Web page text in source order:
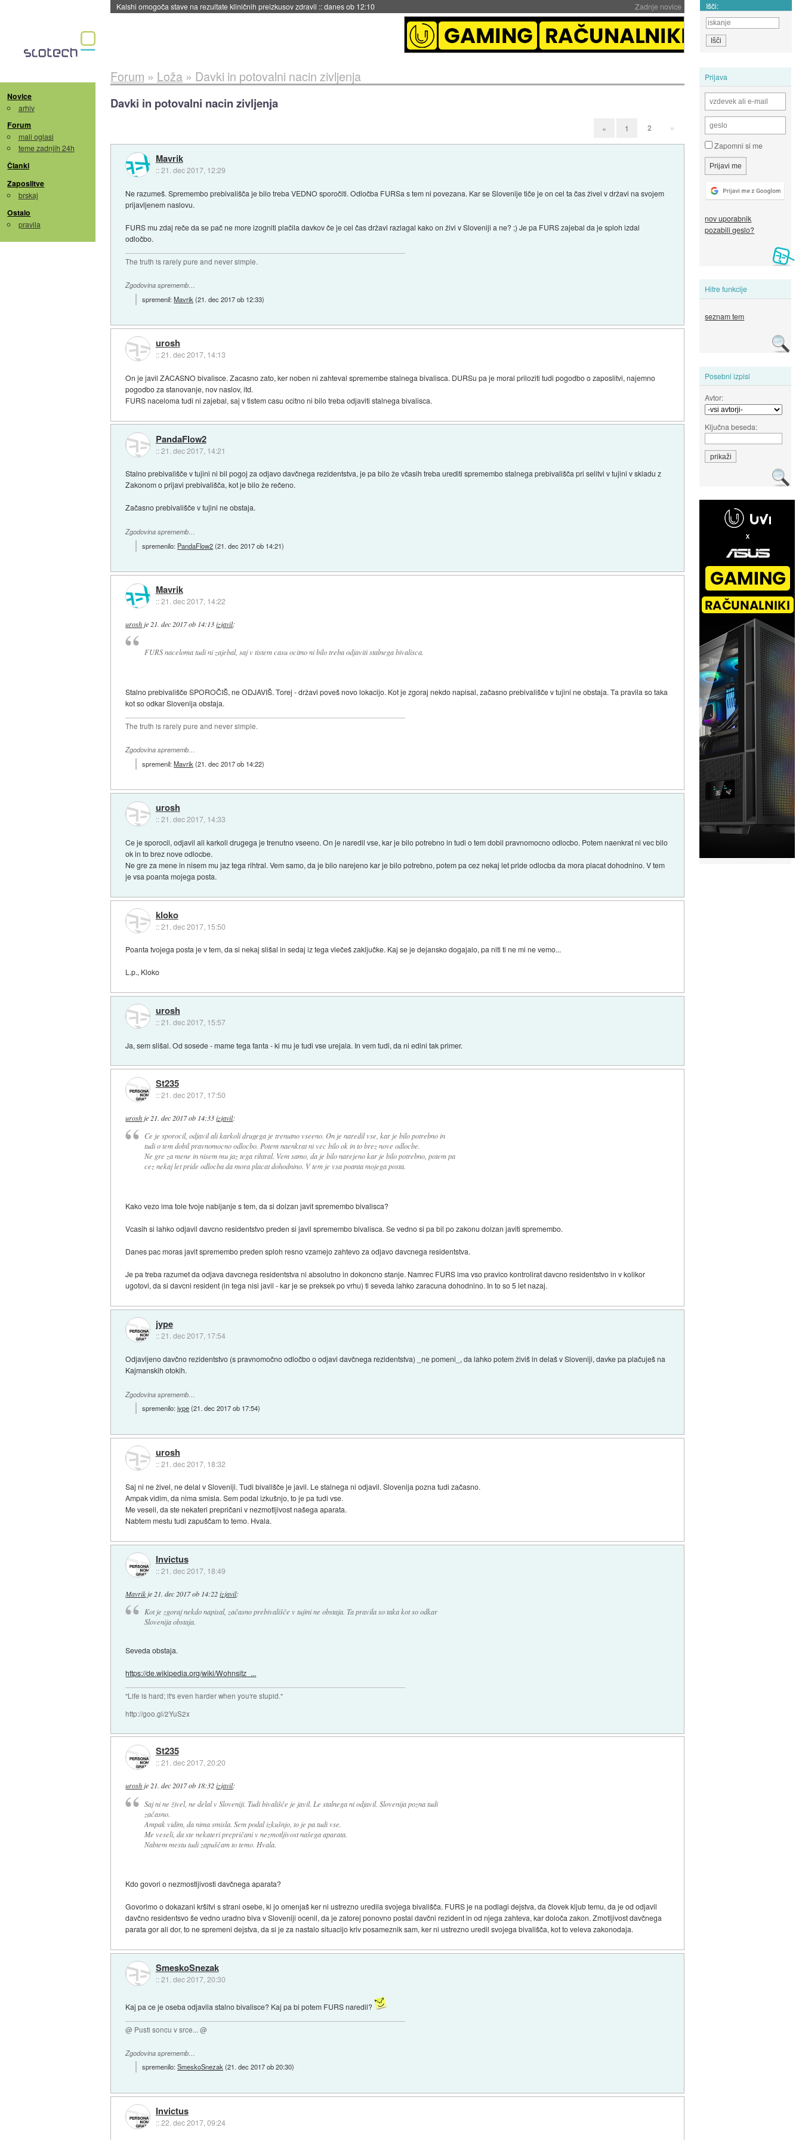
Zadnje novice
Sandisk že prodal več kot polovico SSD-jev za naslednji dve leti::danes ob 11:37 Išči:
Novice
arhiv
Forum
mali oglasi
teme zadnjih 24h
Članki
Zaposlitve
brskaj
Ostalo
pravila
Prijava
Zapomni si me
nov uporabnik
pozabili geslo?
Hitre funkcije
seznam tem
Posebni izpisi
Avtor:
Ključna beseda:
Forum » Loža» Davki in potovalni nacin zivljenja
Davki in potovalni nacin zivljenja
« 1 2 »
Mavrik
::21. dec 2017, 12:29
Ne razumeš. Spremembo prebivališča je bilo treba VEDNO sporočiti. Odločba FURSa s tem ni povezana. Kar se Slovenije tiče je on cel ta čas živel v državi na svojem
prijavljenem naslovu.
FURS mu zdaj reče da se pač ne more izogniti plačila davkov če je cel čas državi razlagal kako on živi v Sloveniji a ne? ;) Je pa FURS zajebal da je sploh izdal
odločbo.
The truth is rarely pure and never simple.
Zgodovina sprememb…
spremenil:Mavrik (21. dec 2017 ob 12:33)
urosh
::21. dec 2017, 14:13
On je javil ZACASNO bivalisce. Zacasno zato, ker noben ni zahteval spremembe stalnega bivalisca. DURSu pa je moral priloziti tudi pogodbo o zaposlitvi, najemno
pogodbo za stanovanje, nov naslov, itd.
FURS naceloma tudi ni zajebal, saj v tistem casu ocitno ni bilo treba odjaviti stalnega bivalisca.
PandaFlow2
::21. dec 2017, 14:21
Stalno prebivališče v tujini ni bil pogoj za odjavo davčnega rezidentstva, je pa bilo že včasih treba urediti spremembo stalnega prebivališča pri selitvi v tujini v skladu z
Zakonom o prijavi prebivališča, kot je bilo že rečeno.
Začasno prebivališče v tujini ne obstaja.
Zgodovina sprememb…
spremenilo: PandaFlow2(21. dec 2017 ob 14:21)
Mavrik
::21. dec 2017, 14:22
urosh je 21. dec 2017 ob 14:13 izjavil:
FURS naceloma tudi ni zajebal, saj v tistem casu ocitno ni bilo treba odjaviti stalnega bivalisca.
Stalno prebivališče SPOROČIŠ, ne ODJAVIŠ. Torej - državi poveš novo lokacijo. Kot je zgoraj nekdo napisal, začasno prebivališče v tujini ne obstaja. Ta pravila so taka
kot so odkar Slovenija obstaja.
The truth is rarely pure and never simple.
Zgodovina sprememb…
spremenil:Mavrik (21. dec 2017 ob 14:22)
urosh
::21. dec 2017, 14:33
Ce je sporocil, odjavil ali karkoli drugega je trenutno vseeno. On je naredil vse, kar je bilo potrebno in tudi o tem dobil pravnomocno odlocbo. Potem naenkrat ni vec bilo
ok in to brez nove odlocbe.
Ne gre za mene in nisem mu jaz tega rihtral. Vem samo, da je bilo narejeno kar je bilo potrebno, potem pa cez nekaj let pride odlocba da mora placat dohodnino. V tem
je vsa poanta mojega posta.
kloko
::21. dec 2017, 15:50
Poanta tvojega posta je v tem, da si nekaj slišal in sedaj iz tega vlečeš zaključke. Kaj se je dejansko dogajalo, pa niti ti ne mi ne vemo...
L.p., Kloko
urosh
::21. dec 2017, 15:57
Ja, sem slišal. Od sosede - mame tega fanta - ki mu je tudi vse urejala. In vem tudi, da ni edini tak primer.
St235
::21. dec 2017, 17:50
urosh je 21. dec 2017 ob 14:33 izjavil:
Ce je sporocil, odjavil ali karkoli drugega je trenutno vseeno. On je naredil vse, kar je bilo potrebno in
tudi o tem dobil pravnomocno odlocbo. Potem naenkrat ni vec bilo ok in to brez nove odlocbe.
Ne gre za mene in nisem mu jaz tega rihtral. Vem samo, da je bilo narejeno kar je bilo potrebno, potem pa
cez nekaj let pride odlocba da mora placat dohodnino. V tem je vsa poanta mojega posta.
Kako vezo ima tole tvoje nabijanje s tem, da si dolzan javit spremembo bivalisca?
Vcasih si lahko odjavil davcno residentstvo preden si javil spremembo bivalisca. Se vedno si pa bil po zakonu dolzan javiti spremembo.
Danes pac moras javit spremembo preden sploh resno vzamejo zahtevo za odjavo davcnega residentstva.
Je pa treba razumet da odjava davcnega residentstva ni absolutno in dokoncno stanje. Namrec FURS ima vso pravico kontrolirat davcno residentstvo in v kolikor
ugotovi, da si davcni resident (in tega nisi javil - kar je se preksek po vrhu) ti seveda lahko zaracuna dohodnino. In to so 5 let nazaj.
jype
::21. dec 2017, 17:54
Odjavljeno davčno rezidentstvo (s pravnomočno odločbo o odjavi davčnega rezidentstva) _ne pomeni_, da lahko potem živiš in delaš v Sloveniji, davke pa plačuješ na
Kajmanskih otokih.
Zgodovina sprememb…
spremenilo:jype(21. dec 2017 ob 17:54)
urosh
::21. dec 2017, 18:32
Saj ni ne živel, ne delal v Sloveniji. Tudi bivališče je javil. Le stalnega ni odjavil. Slovenija pozna tudi začasno.
Ampak vidim, da nima smisla. Sem podal izkušnjo, to je pa tudi vse.
Me veseli, da ste nekateri prepričani v nezmotljivost našega aparata.
Nabtem mestu tudi zapuščam to temo. Hvala.
Invictus
::21. dec 2017, 18:49
Mavrikje 21. dec 2017 ob 14:22 izjavil:
Kot je zgoraj nekdo napisal, začasno prebivališče v tujini ne obstaja. Ta pravila so taka kot so odkar
Slovenija obstaja.
Seveda obstaja.
https://de.wikipedia.org/wiki/Wohnsitz_...
"Life is hard; it's even harder when you're stupid."
http://goo.gl/2YuS2x
St235
::21. dec 2017, 20:20
urosh je 21. dec 2017 ob 18:32 izjavil:
Saj ni ne živel, ne delal v Sloveniji. Tudi bivališče je javil. Le stalnega ni odjavil. Slovenija pozna tudi
začasno.
Ampak vidim, da nima smisla. Sem podal izkušnjo, to je pa tudi vse.
Me veseli, da ste nekateri prepričani v nezmotljivost našega aparata.
Nabtem mestu tudi zapuščam to temo. Hvala.
Kdo govori o nezmostljivosti davčnega aparata?
Govorimo o dokazani kršitvi s strani osebe, ki jo omenjaš ker ni ustrezno uredila svojega bivališča. FURS je na podlagi dejstva, da človek kljub temu, da je od odjavil
davčno residentsvo še vedno uradno biva v Sloveniji ocenil, da je zatorej ponovno postal davčni rezident in od njega zahteva, kar določa zakon. Zmotljivost davčnega
parata gor ali dor, to ne spremeni dejstva, da si je za nastalo situacijo kriv posameznik sam, ker ni ustrezno uredil svojega bivališča, kot to veleva zakonodaja.
SmeskoSnezak
::21. dec 2017, 20:30
Kaj pa ce je oseba odjavila stalno bivalisce? Kaj pa bi potem FURS naredil?
@ Pusti soncu v srce... @
Zgodovina sprememb…
spremenilo:SmeskoSnezak(21. dec 2017 ob 20:30)
Invictus
::22. dec 2017, 09:24